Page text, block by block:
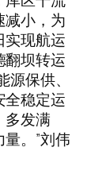
减小，为
实现航运
翻坝转运
保供、
全稳定运
多发满
。”刘伟